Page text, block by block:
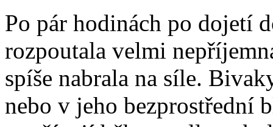
Po pár hodinách po dojetí
rozpoutala velmi
spíše nabrala na síle.
nebo v jeho bezprostřední